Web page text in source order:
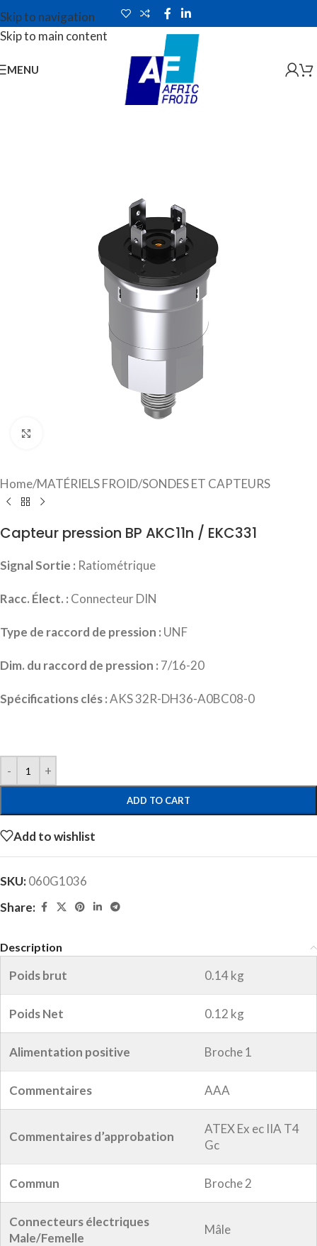
Skip to navigation
Skip to main content
MENU
Home/MATÉRIELS FROID/SONDES ET CAPTEURS
Capteur pression BP AKC11n / EKC331
Signal Sortie : Ratiométrique
Racc. Élect. : Connecteur DIN
Type de raccord de pression : UNF
Dim. du raccord de pression : 7/16-20
Spécifications clés :AKS 32R-DH36-A0BC08-0
ADD TO CART
Add to wishlist
SKU:060G1036
Share:
Description
Poids brut 0.14 kg
Poids Net 0.12 kg
Alimentation positive Broche 1
Commentaires AAA
Commentaires d’approbation
ATEX Ex ec IIA T4
Gc
Commun Broche 2
Connecteurs électriques
Male/Femelle
Mâle